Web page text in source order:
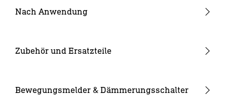
24V Garten-Lichtsystem
Strahler und Spots
Kameraleuchten
Nach Anwendung
Hauseingang
Zubehör und Ersatzteile
Ersatzgläser
Bewegungsmelder & Dämmerungsschalter